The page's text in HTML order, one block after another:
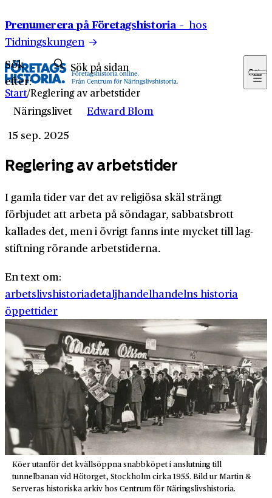
Prenumerera på Företagshistoria – hos
Tidningskungen
Sök
efter:
Sök
Start/Reglering av arbetstider
Näringslivet
Edward Blom
15 sep. 2025
Reglering av arbetstider
I gamla tider var det av religiösa skäl strängt
förbjudet att arbeta på söndagar, sabbats­brott
kallades det, men i övrigt fanns inte mycket till lag­
stiftning rörande arbets­tiderna.
En text om:
arbetslivshistoriadetaljhandelhandelns historia
öppettider
Köer utanför det kvällsöppna snabbköpet i anslutning till
tunnelbanan vid Hötorget, Stockholm cirka 1955. Bild ur Martin &
Serveras historiska arkiv hos Centrum för Näringslivshistoria.